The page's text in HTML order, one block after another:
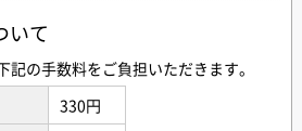
いて
記の手数料をご負担いただきます。
330円